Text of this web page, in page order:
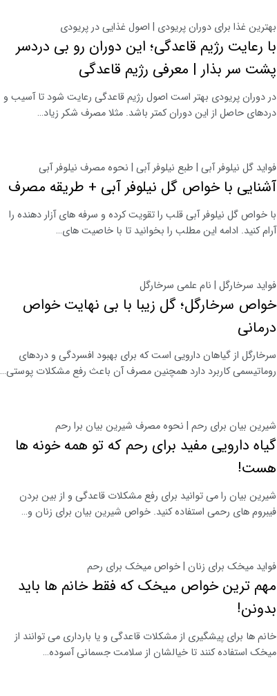
بهترین غذا برای دوران پریودی | اصول غذایی در پریودی
با رعایت رژیم قاعدگی؛ این دوران رو بی دردسر
پشت سر بذار | معرفی رژیم قاعدگی
در دوران پریودی بهتر است اصول رژیم قاعدگی رعایت شود تا آسیب و
دردهای حاصل از این دوران کمتر باشد. مثلا مصرف شکر زیاد…
فواید گل نیلوفر آبی | طبع نیلوفر آبی | نحوه مصرف نیلوفر آبی
آشنایی با خواص گل نیلوفر آبی + طریقه مصرف
با خواص گل نیلوفر آبی قلب را تقویت کرده و سرفه های آزار دهنده را
آرام کنید. ادامه این مطلب را بخوانید تا با خاصیت های…
فواید سرخارگل | نام علمی سرخارگل
خواص سرخارگل؛ گل زیبا با بی نهایت خواص
درمانی
سرخارگل از گیاهان دارویی است که برای بهبود افسردگی و دردهای
روماتیسمی کاربرد دارد همچنین مصرف آن باعث رفع مشکلات پوستی…
شیرین بیان برای رحم | نحوه مصرف شیرین بیان برا رحم
گیاه دارویی مفید برای رحم که تو همه خونه ها
هست!
شیرین بیان را می توانید برای رفع مشکلات قاعدگی و از بین بردن
فیبروم های رحمی استفاده کنید. خواص شیرین بیان برای زنان و…
فواید میخک برای زنان | خواص میخک برای رحم
مهم ترین خواص میخک که فقط خانم ها باید
بدونن!
خانم ها برای پیشگیری از مشکلات قاعدگی و یا بارداری می توانند از
میخک استفاده کنند تا خیالشان از سلامت جسمانی آسوده…